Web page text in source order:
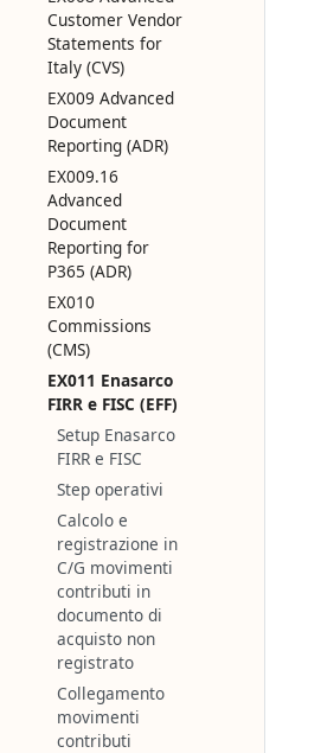
Customer Vendor
Statements for
Italy (CVS)
EX009 Advanced
Document
Reporting (ADR)
EX009.16
Advanced
Document
Reporting for
P365 (ADR)
EX010
Commissions
(CMS)
EX011 Enasarco
FIRR e FISC (EFF)
Setup Enasarco
FIRR e FISC
Step operativi
Calcolo e
registrazione in
C/G movimenti
contributi in
documento di
acquisto non
registrato
Collegamento
movimenti
contributi